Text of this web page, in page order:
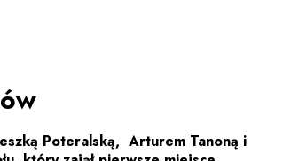
Poteralską,Arturem Tanoną i